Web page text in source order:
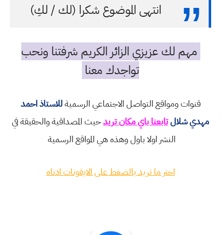
انتهى الموضوع شكرا (لك / لكِ)
مهم لك عزيزي الزائر الكريم شرفتنا ونحب
تواجدك معنا
قنوات ومواقع التواصل الاجتماعي الرسميةللاستاذ احمد
مهدي شلالتابعنا باي مكان تريدحيث المصداقية والحقيقة في
النشر اولا باول وهذه هي المواقع الرسمية
اختر ما تريد بالضغط على الايقونات ادناه